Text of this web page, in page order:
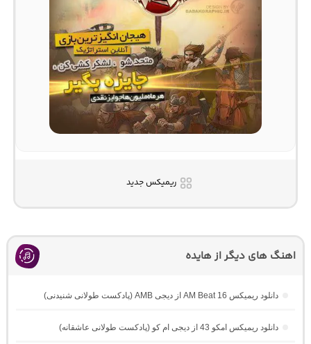
ریمیکس جدید
اهنگ های دیگر از هایده
دانلود ریمیکس AM Beat 16 از دیجی AMB (پادکست طولانی شنیدنی)
دانلود ریمیکس امکو 43 از دیجی ام کو (پادکست طولانی عاشقانه)